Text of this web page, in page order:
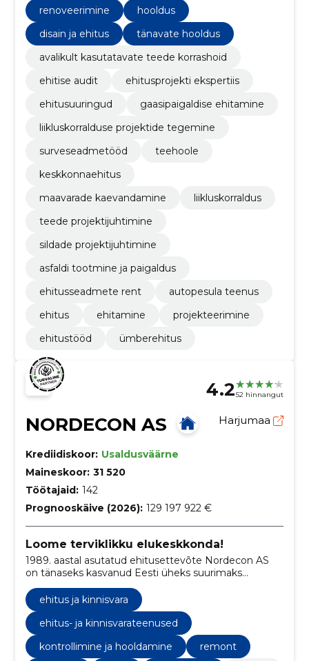
renoveerimine
hooldus
disain ja ehitus
tänavate hooldus
avalikult kasutatavate teede korrashoid
ehitise audit
ehitusprojekti ekspertiis
ehitusuuringud
gaasipaigaldise ehitamine
liikluskorralduse projektide tegemine
surveseadmetööd
teehoole
keskkonnaehitus
maavarade kaevandamine
liikluskorraldus
teede projektijuhtimine
sildade projektijuhtimine
asfaldi tootmine ja paigaldus
ehitusseadmete rent
autopesula teenus
ehitus
ehitamine
projekteerimine
ehitustööd
ümberehitus
4.252 hinnangut
NORDECON AS Harjumaa
Krediidiskoor: Usaldusväärne
Maineskoor: 31 520
Töötajaid: 142
Prognooskäive (2026): 129 197 922 €
Loome terviklikku elukeskkonda!
1989. aastal asutatud ehitusettevõte Nordecon AS
on tänaseks kasvanud Eesti üheks suurimaks
ehituskontserniks.
ehitus ja kinnisvara
ehitus- ja kinnisvarateenused
kontrollimine ja hooldamine
remont